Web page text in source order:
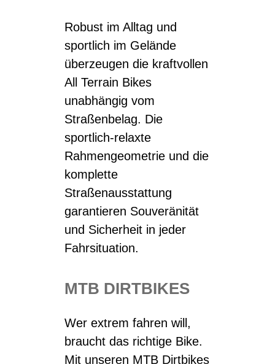
Robust im Alltag und
sportlich im Gelände
überzeugen die kraftvollen
All Terrain Bikes
unabhängig vom
Straßenbelag. Die
sportlich-relaxte
Rahmengeometrie und die
komplette
Straßenausstattung
garantieren Souveränität
und Sicherheit in jeder
Fahrsituation.
MTB DIRTBIKES
Wer extrem fahren will,
braucht das richtige Bike.
Mit unseren MTB Dirtbikes